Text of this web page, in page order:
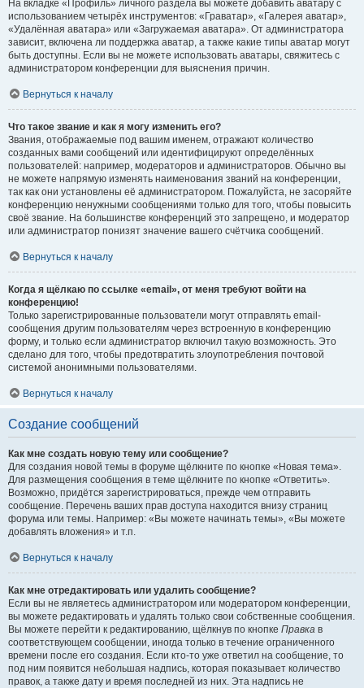
На вкладке «Профиль» личного раздела вы можете добавить аватару с
использованием четырёх инструментов: «Граватар», «Галерея аватар»,
«Удалённая аватара» или «Загружаемая аватара». От администратора
зависит, включена ли поддержка аватар, а также какие типы аватар могут
быть доступны. Если вы не можете использовать аватары, свяжитесь с
администратором конференции для выяснения причин.
Вернуться к началу
Что такое звание и как я могу изменить его?
Звания, отображаемые под вашим именем, отражают количество
созданных вами сообщений или идентифицируют определённых
пользователей: например, модераторов и администраторов. Обычно вы
не можете напрямую изменять наименования званий на конференции,
так как они установлены её администратором. Пожалуйста, не засоряйте
конференцию ненужными сообщениями только для того, чтобы повысить
своё звание. На большинстве конференций это запрещено, и модератор
или администратор понизят значение вашего счётчика сообщений.
Вернуться к началу
Когда я щёлкаю по ссылке «email», от меня требуют войти на
конференцию!
Только зарегистрированные пользователи могут отправлять email-
сообщения другим пользователям через встроенную в конференцию
форму, и только если администратор включил такую возможность. Это
сделано для того, чтобы предотвратить злоупотребления почтовой
системой анонимными пользователями.
Вернуться к началу
Создание сообщений
Как мне создать новую тему или сообщение?
Для создания новой темы в форуме щёлкните по кнопке «Новая тема».
Для размещения сообщения в теме щёлкните по кнопке «Ответить».
Возможно, придётся зарегистрироваться, прежде чем отправить
сообщение. Перечень ваших прав доступа находится внизу страниц
форума или темы. Например: «Вы можете начинать темы», «Вы можете
добавлять вложения» и т.п.
Вернуться к началу
Как мне отредактировать или удалить сообщение?
Если вы не являетесь администратором или модератором конференции,
вы можете редактировать и удалять только свои собственные сообщения.
Вы можете перейти к редактированию, щёлкнув по кнопке Правка в
соответствующем сообщении, иногда только в течение ограниченного
времени после его создания. Если кто-то уже ответил на сообщение, то
под ним появится небольшая надпись, которая показывает количество
правок, а также дату и время последней из них. Эта надпись не